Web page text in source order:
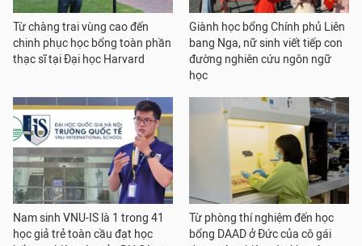
Từ chàng trai vùng cao đến
chinh phục học bổng toàn phần
thạc sĩ tại Đại học Harvard
Giành học bổng Chính phủ Liên
bang Nga, nữ sinh viết tiếp con
đường nghiên cứu ngôn ngữ
học
Nam sinh VNU-IS là 1 trong 41
học giả trẻ toàn cầu đạt học
Từ phòng thí nghiệm đến học
bổng DAAD ở Đức của cô gái